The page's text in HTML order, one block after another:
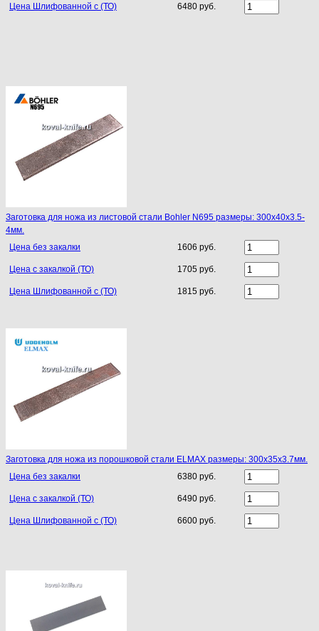
Цена Шлифованной с (ТО) 6480 руб.
Заготовка для ножа из листовой стали Bohler N695 размеры: 300х40х3.5-
4мм.
Цена без закалки
1606 руб.
Цена с закалкой (ТО) 1705 руб.
Цена Шлифованной с (ТО) 1815 руб.
Заготовка для ножа из порошковой стали ELMAX размеры: 300х35х3.7мм.
Цена без закалки
6380 руб.
Цена с закалкой (ТО) 6490 руб.
Цена Шлифованной с (ТО) 6600 руб.